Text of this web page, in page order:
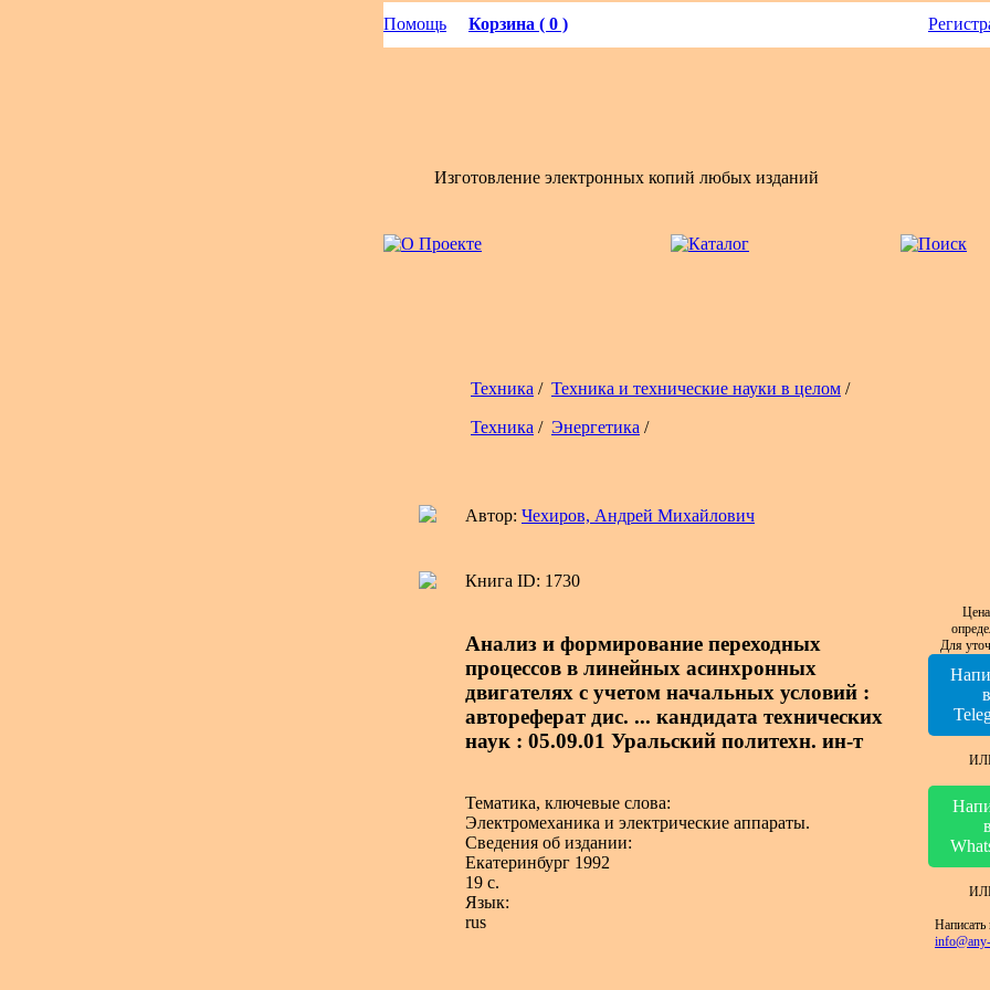
Помощь Корзина ( 0 )
Изготовление электронных копий любых изданий
Техника / Техника и технические науки в целом /
Техника / Энергетика /
Автор: Чехиров, Андрей Михайлович
Книга ID: 1730
Анализ и формирование переходных
процессов в линейных асинхронных
двигателях с учетом начальных условий :
автореферат дис. ... кандидата технических
наук : 05.09.01 Уральский политехн. ин-т
Тематика, ключевые слова:
Электромеханика и электрические аппараты.
Сведения об издании:
Екатеринбург 1992
19 с.
Язык:
rus
Для
в
в
Написать